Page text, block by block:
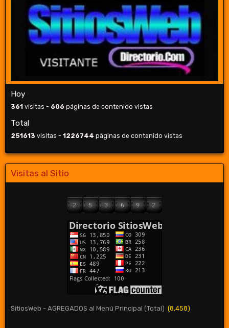
Hoy
361 visitas - 606 páginas de contenido vistas
Total
251613 visitas - 1226744 páginas de contenido vistas
Visitas al Sitio
SitiosWeb - AGREGADOS al Menú Principal (Total) (8,458)